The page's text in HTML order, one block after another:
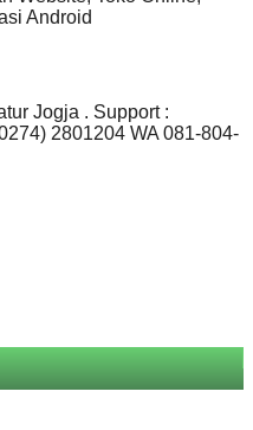
Android
Jogja . Support :
2801204 WA 081-804-